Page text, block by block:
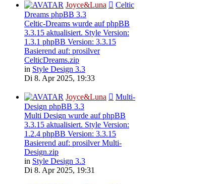
Joyce&Luna
Celtic
Dreams phpBB 3.3
Celtic-Dreams wurde auf phpBB
3.3.15 aktualisiert. Style Version:
1.3.1 phpBB Version: 3.3.15
Basierend auf: prosilver
CelticDreams.zip
in Style Design 3.3
Di 8. Apr 2025, 19:33
Joyce&Luna
Multi-
Design phpBB 3.3
Multi Design wurde auf phpBB
3.3.15 aktualisiert. Style Version:
1.2.4 phpBB Version: 3.3.15
Basierend auf: prosilver Multi-
Design.zip
in Style Design 3.3
Di 8. Apr 2025, 19:31